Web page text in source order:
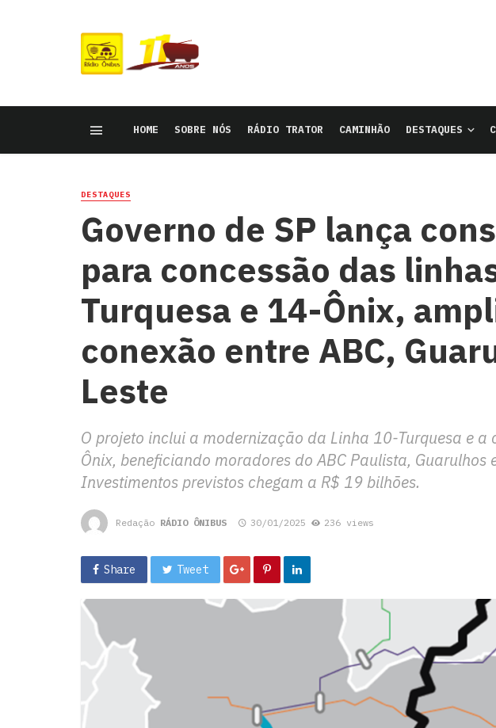
HOME SOBRE NÓS RÁDIO TRATOR CAMINHÃO DESTAQUES
DESTAQUES
Governo de SP lança
para concessão das
Turquesa e 14-Ônix,
conexão entre ABC,
Leste
O projeto inclui a modernização da Linha 10-Turquesa e
Ônix, beneficiando moradores do ABC Paulista, Guarulhos
Investimentos previstos chegam a R$ 19 bilhões.
Redação RÁDIO ÔNIBUS 30/01/2025 236 views
Share Tweet